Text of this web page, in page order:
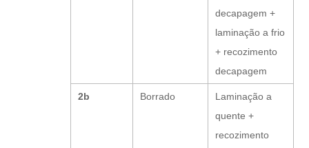
decapagem +
laminação a frio
+ recozimento
decapagem
2b Borrado
Laminação a
quente +
recozimento